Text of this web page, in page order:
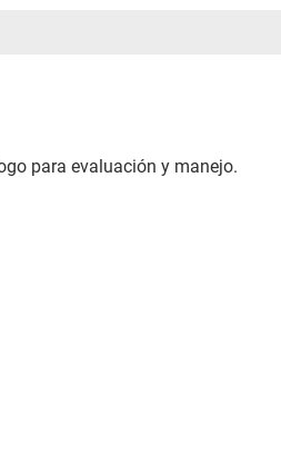
para evaluación y manejo.